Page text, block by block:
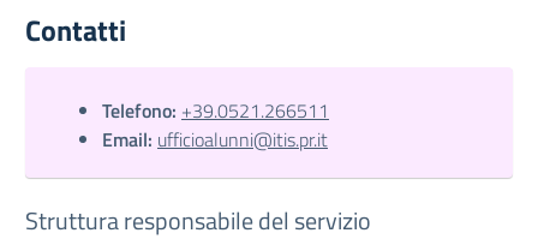
Contatti
Telefono: +39.0521.266511
Email: ufficioalunni@itis.pr.it
Struttura responsabile del servizio